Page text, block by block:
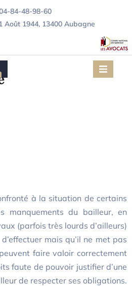
84-48-98-60
Août 1944, 13400 Aubagne
à la situation de certains
manquements du bailleur, en
(parfois très lourds d’ailleurs)
mais qu’il ne met pas
faire valoir correctement
faute de pouvoir justifier d’une
de respecter ses obligations.